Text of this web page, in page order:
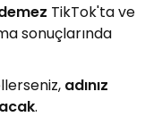
TikTok'ta ve
sonuçlarında
adınız
.